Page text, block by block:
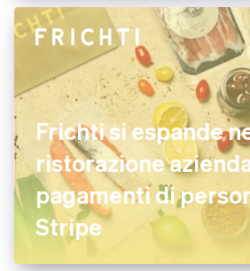
Frichti si espande
ristorazione
pagamenti di
Stripe